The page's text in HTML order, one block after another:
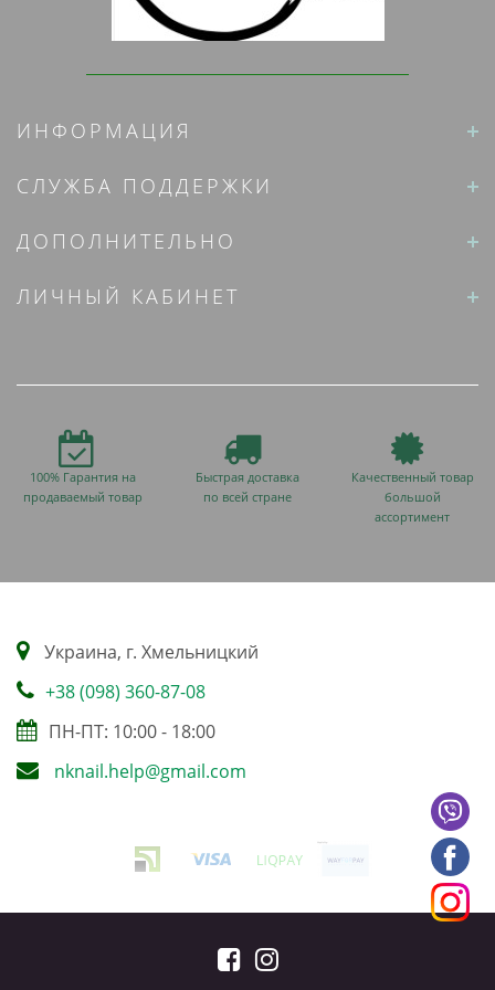
ИНФОРМАЦИЯ
СЛУЖБА ПОДДЕРЖКИ
ДОПОЛНИТЕЛЬНО
ЛИЧНЫЙ КАБИНЕТ
100% Гарантия на
продаваемый товар
Быстрая доставка
по всей стране
Качественный товар
большой
ассортимент
Украина, г. Хмельницкий
+38 (098) 360-87-08
ПН-ПТ: 10:00 - 18:00
nknail.help@gmail.com